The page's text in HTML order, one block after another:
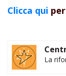
Clicca qui
La